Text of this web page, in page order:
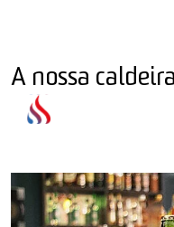
A nossa